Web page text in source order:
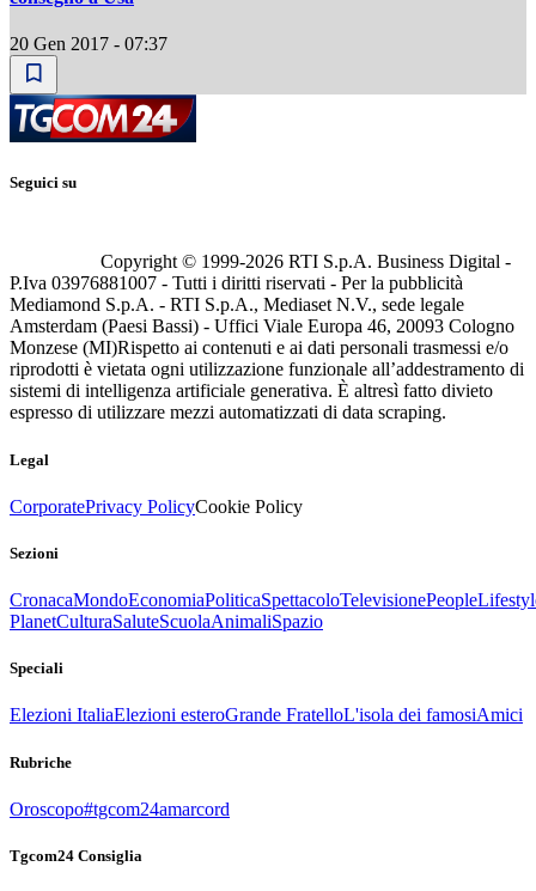
20 Gen 2017 - 07:37
Seguici su
Copyright © 1999-2026 RTI S.p.A. Business Digital -
P.Iva 03976881007 - Tutti i diritti riservati - Per la pubblicità
Mediamond S.p.A. - RTI S.p.A., Mediaset N.V., sede legale
Amsterdam (Paesi Bassi) - Uffici Viale Europa 46, 20093 Cologno
Monzese (MI)Rispetto ai contenuti e ai dati personali trasmessi e/o
riprodotti è vietata ogni utilizzazione funzionale all’addestramento di
sistemi di intelligenza artificiale generativa. È altresì fatto divieto
espresso di utilizzare mezzi automatizzati di data scraping.
Legal
CorporatePrivacy PolicyCookie Policy
Sezioni
CronacaMondoEconomiaPoliticaSpettacoloTelevisionePeople
PlanetCulturaSaluteScuolaAnimaliSpazio
Speciali
Elezioni ItaliaElezioni esteroGrande FratelloL'isola dei famosiAmici
Rubriche
Oroscopo#tgcom24amarcord
Tgcom24 Consiglia